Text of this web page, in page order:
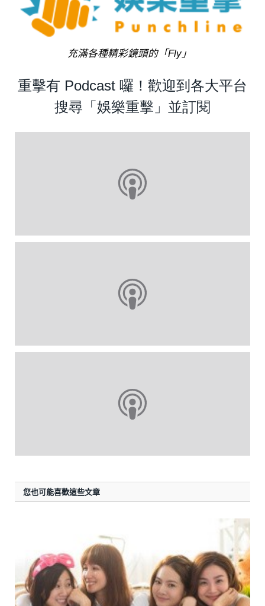
充滿各種精彩鏡頭的「Fly」
重擊有 Podcast 囉！歡迎到各大平台
搜尋「娛樂重擊」並訂閱
您也可能喜歡這些文章